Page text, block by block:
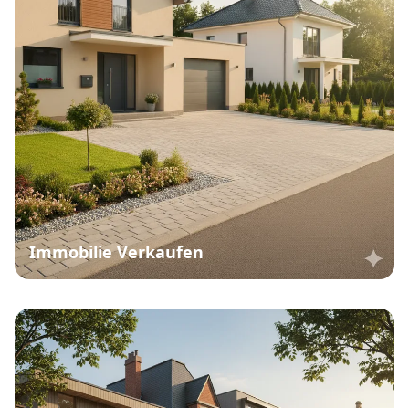
Immobilie Verkaufen